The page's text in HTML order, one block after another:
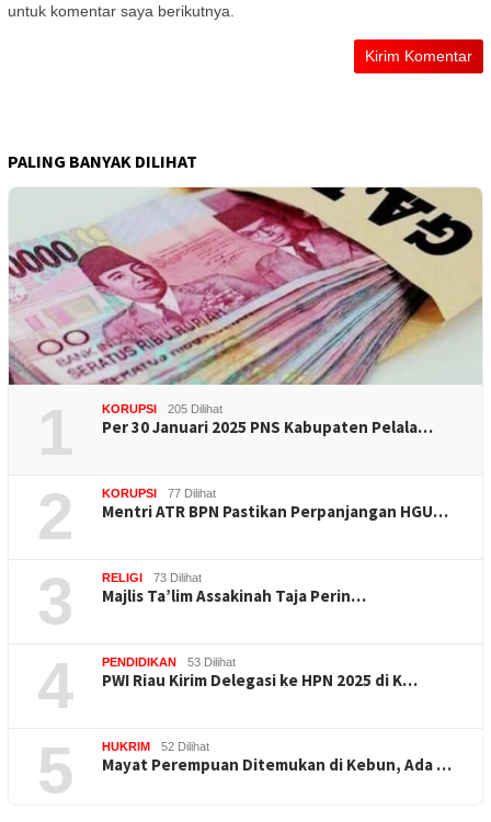
untuk komentar saya berikutnya.
PALING BANYAK DILIHAT
1 KORUPSI 205 Dilihat
Per 30 Januari 2025 PNS Kabupaten Pelala…
2 KORUPSI 77 Dilihat
Mentri ATR BPN Pastikan Perpanjangan HGU…
3 RELIGI 73 Dilihat
Majlis Ta’lim Assakinah Taja Perin…
4 PENDIDIKAN 53 Dilihat
PWI Riau Kirim Delegasi ke HPN 2025 di K…
5 HUKRIM 52 Dilihat
Mayat Perempuan Ditemukan di Kebun, Ada …